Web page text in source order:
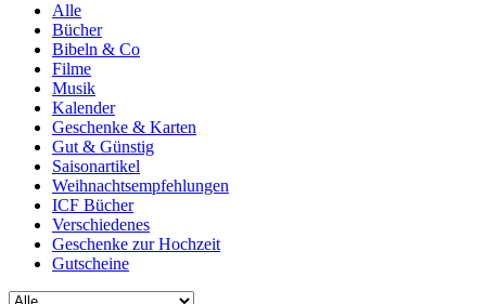
Alle
Bücher
Bibeln & Co
Filme
Musik
Kalender
Geschenke & Karten
Gut & Günstig
Saisonartikel
Weihnachtsempfehlungen
ICF Bücher
Verschiedenes
Geschenke zur Hochzeit
Gutscheine